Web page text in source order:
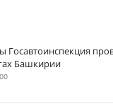
Госавтоинспекция
Башкирии